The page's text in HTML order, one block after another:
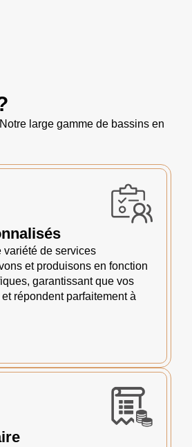
large gamme de bassins en
variété de services
et produisons en fonction
garantissant que vos
répondent parfaitement à